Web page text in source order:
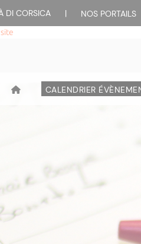
DI CORSICA | NOS
CALENDRIER